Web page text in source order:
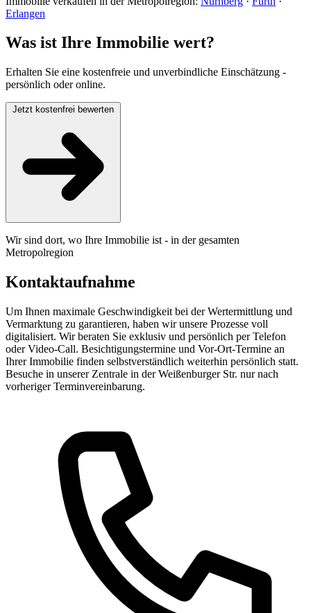
Erlangen
Was ist Ihre Immobilie wert?
Erhalten Sie eine kostenfreie und unverbindliche Einschätzung -
persönlich oder online.
Wir sind dort, wo Ihre Immobilie ist - in der gesamten
Metropolregion
Kontaktaufnahme
Um Ihnen maximale Geschwindigkeit bei der Wertermittlung und
Vermarktung zu garantieren, haben wir unsere Prozesse voll
digitalisiert. Wir beraten Sie exklusiv und persönlich per Telefon
oder Video-Call. Besichtigungstermine und Vor-Ort-Termine an
Ihrer Immobilie finden selbstverständlich weiterhin persönlich statt.
Besuche in unserer Zentrale in der Weißenburger Str. nur nach
vorheriger Terminvereinbarung.